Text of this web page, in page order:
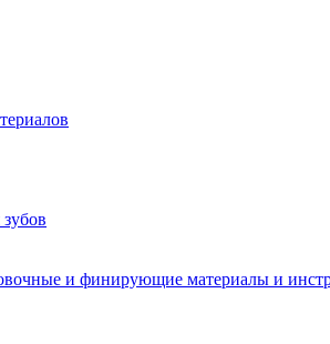
и финирующие материалы и